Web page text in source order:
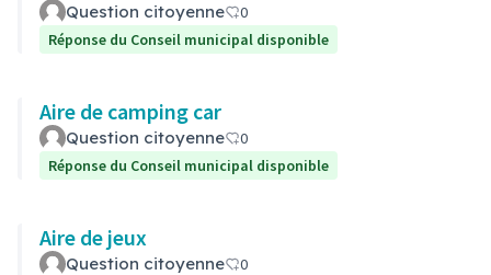
Question citoyenne
0
Réponse du Conseil municipal disponible
Aire de camping car
Question citoyenne
0
Réponse du Conseil municipal disponible
Aire de jeux
Question citoyenne
0